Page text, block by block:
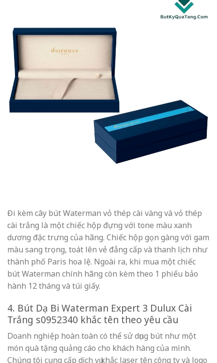
Đi kèm cây bút Waterman vỏ thép cài vàng và vỏ thép
cài trắng là một chiếc hộp đựng với tone màu xanh
dương đặc trưng của hãng. Chiếc hộp gọn gàng với gam
màu sang trọng, toát lên vẻ đẳng cấp và thanh lịch như
thành phố Paris hoa lệ. Ngoài ra, khi mua một chiếc
bút Waterman chính hãng còn kèm theo 1 phiếu bảo
hành 12 tháng và túi giấy.
4. Bút Dạ Bi Waterman Expert 3 Dulux Cài
Trắng s0952340 khắc tên theo yêu cầu
Doanh nghiệp hoàn toàn có thể sử dụng bút như một
món quà tặng quảng cáo cho khách hàng của mình.
Chúng tôi cung cấp dịch vụ khắc laser tên công ty và logo